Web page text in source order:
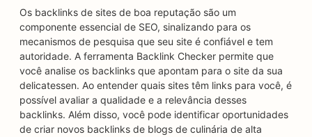
Os backlinks de sites de boa reputação são um
componente essencial de SEO, sinalizando para os
mecanismos de pesquisa que seu site é confiável e tem
autoridade. A ferramenta Backlink Checker permite que
você analise os backlinks que apontam para o site da sua
delicatessen. Ao entender quais sites têm links para você, é
possível avaliar a qualidade e a relevância desses
backlinks. Além disso, você pode identificar oportunidades
de criar novos backlinks de blogs de culinária de alta